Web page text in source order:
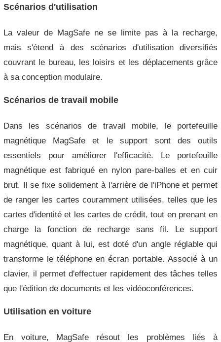
Scénarios d'utilisation
La valeur de MagSafe ne se limite pas à la recharge,
mais s'étend à des scénarios d'utilisation diversifiés
couvrant le bureau, les loisirs et les déplacements grâce
à sa conception modulaire.
Scénarios de travail mobile
Dans les scénarios de travail mobile, le portefeuille
magnétique MagSafe et le support sont des outils
essentiels pour améliorer l'efficacité. Le portefeuille
magnétique est fabriqué en nylon pare-balles et en cuir
brut. Il se fixe solidement à l'arrière de l'iPhone et permet
de ranger les cartes couramment utilisées, telles que les
cartes d'identité et les cartes de crédit, tout en prenant en
charge la fonction de recharge sans fil. Le support
magnétique, quant à lui, est doté d'un angle réglable qui
transforme le téléphone en écran portable. Associé à un
clavier, il permet d'effectuer rapidement des tâches telles
que l'édition de documents et les vidéoconférences.
Utilisation en voiture
En voiture, MagSafe résout les problèmes liés à